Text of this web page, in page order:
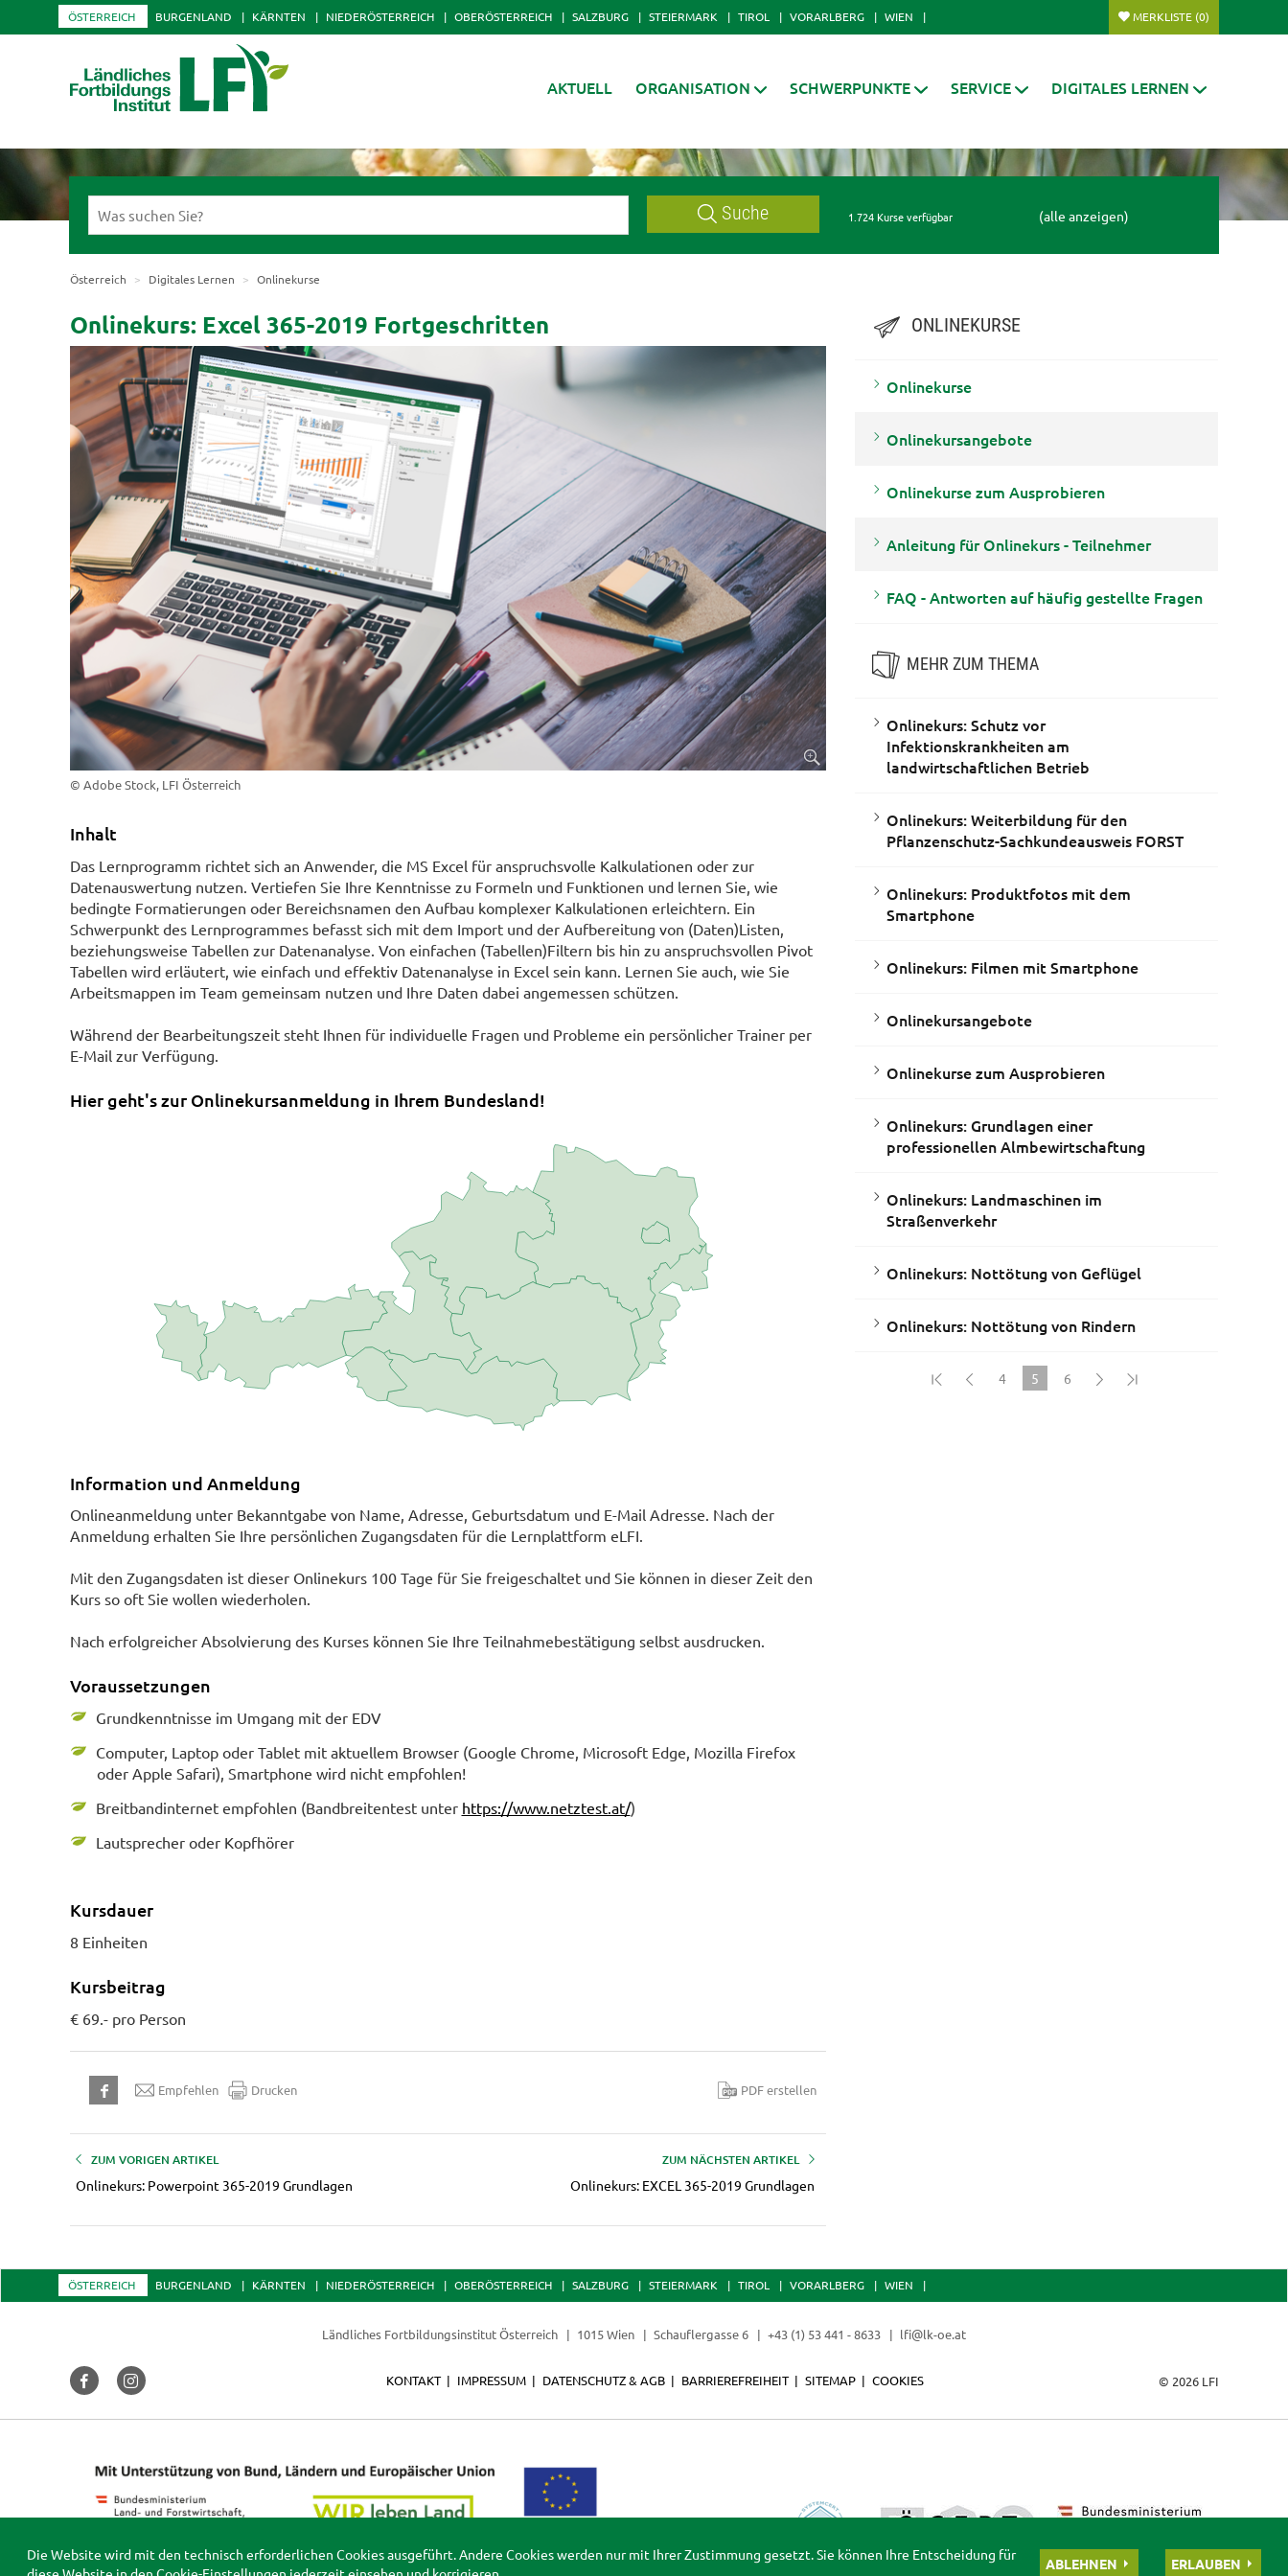
ÖSTERREICH BURGENLAND KÄRNTEN NIEDERÖSTERREICH OBERÖSTERREICH SALZBURG STEIERMARK TIROL VORARLBERG WIEN MERKLISTE (0)
AKTUELL ORGANISATION SCHWERPUNKTE SERVICE DIGITALES LERNEN
Suche 1.724 Kurse verfügbar (alle anzeigen)
Österreich Digitales Lernen Onlinekurse
Onlinekurs: Excel 365-2019 Fortgeschritten
© Adobe Stock, LFI Österreich
Inhalt
Das Lernprogramm richtet sich an Anwender, die MS Excel für anspruchsvolle Kalkulationen oder zur
Datenauswertung nutzen. Vertiefen Sie Ihre Kenntnisse zu Formeln und Funktionen und lernen Sie, wie
bedingte Formatierungen oder Bereichsnamen den Aufbau komplexer Kalkulationen erleichtern. Ein
Schwerpunkt des Lernprogrammes befasst sich mit dem Import und der Aufbereitung von (Daten)Listen,
beziehungsweise Tabellen zur Datenanalyse. Von einfachen (Tabellen)Filtern bis hin zu anspruchsvollen Pivot
Tabellen wird erläutert, wie einfach und effektiv Datenanalyse in Excel sein kann. Lernen Sie auch, wie Sie
Arbeitsmappen im Team gemeinsam nutzen und Ihre Daten dabei angemessen schützen.
Während der Bearbeitungszeit steht Ihnen für individuelle Fragen und Probleme ein persönlicher Trainer per
E-Mail zur Verfügung.
Hier geht's zur Onlinekursanmeldung in Ihrem Bundesland!
Information und Anmeldung
Onlineanmeldung unter Bekanntgabe von Name, Adresse, Geburtsdatum und E-Mail Adresse. Nach der
Anmeldung erhalten Sie Ihre persönlichen Zugangsdaten für die Lernplattform eLFI.
Mit den Zugangsdaten ist dieser Onlinekurs 100 Tage für Sie freigeschaltet und Sie können in dieser Zeit den
Kurs so oft Sie wollen wiederholen.
Nach erfolgreicher Absolvierung des Kurses können Sie Ihre Teilnahmebestätigung selbst ausdrucken.
Voraussetzungen
Grundkenntnisse im Umgang mit der EDV
Computer, Laptop oder Tablet mit aktuellem Browser (Google Chrome, Microsoft Edge, Mozilla Firefox
oder Apple Safari), Smartphone wird nicht empfohlen!
Breitbandinternet empfohlen (Bandbreitentest unter https://www.netztest.at/)
Lautsprecher oder Kopfhörer
Kursdauer
8 Einheiten
Kursbeitrag
€ 69.- pro Person
Empfehlen Drucken PDF erstellen
ZUM VORIGEN ARTIKEL
Onlinekurs: Powerpoint 365-2019 Grundlagen
ZUM NÄCHSTEN ARTIKEL
Onlinekurs: EXCEL 365-2019 Grundlagen
ONLINEKURSE
Onlinekurse
Onlinekursangebote
Onlinekurse zum Ausprobieren
Anleitung für Onlinekurs - Teilnehmer
FAQ - Antworten auf häufig gestellte Fragen
MEHR ZUM THEMA
Onlinekurs: Schutz vor
Infektionskrankheiten am
landwirtschaftlichen Betrieb
Onlinekurs: Weiterbildung für den
Pflanzenschutz-Sachkundeausweis FORST
Onlinekurs: Produktfotos mit dem
Smartphone
Onlinekurs: Filmen mit Smartphone
Onlinekursangebote
Onlinekurse zum Ausprobieren
Onlinekurs: Grundlagen einer
professionellen Almbewirtschaftung
Onlinekurs: Landmaschinen im
Straßenverkehr
Onlinekurs: Nottötung von Geflügel
Onlinekurs: Nottötung von Rindern
4
5
6
ÖSTERREICH BURGENLAND KÄRNTEN NIEDERÖSTERREICH OBERÖSTERREICH SALZBURG STEIERMARK TIROL VORARLBERG WIEN
Ländliches Fortbildungsinstitut Österreich 1015 Wien Schauflergasse 6 +43 (1) 53 441 - 8633 lfi@lk-oe.at
© 2026 LFI
KONTAKT IMPRESSUM DATENSCHUTZ & AGB BARRIEREFREIHEIT SITEMAP COOKIES
Die Website wird mit den technisch erforderlichen Cookies ausgeführt. Andere Cookies werden nur mit Ihrer Zustimmung gesetzt. Sie können Ihre Entscheidung für
ABLEHNEN ERLAUBEN